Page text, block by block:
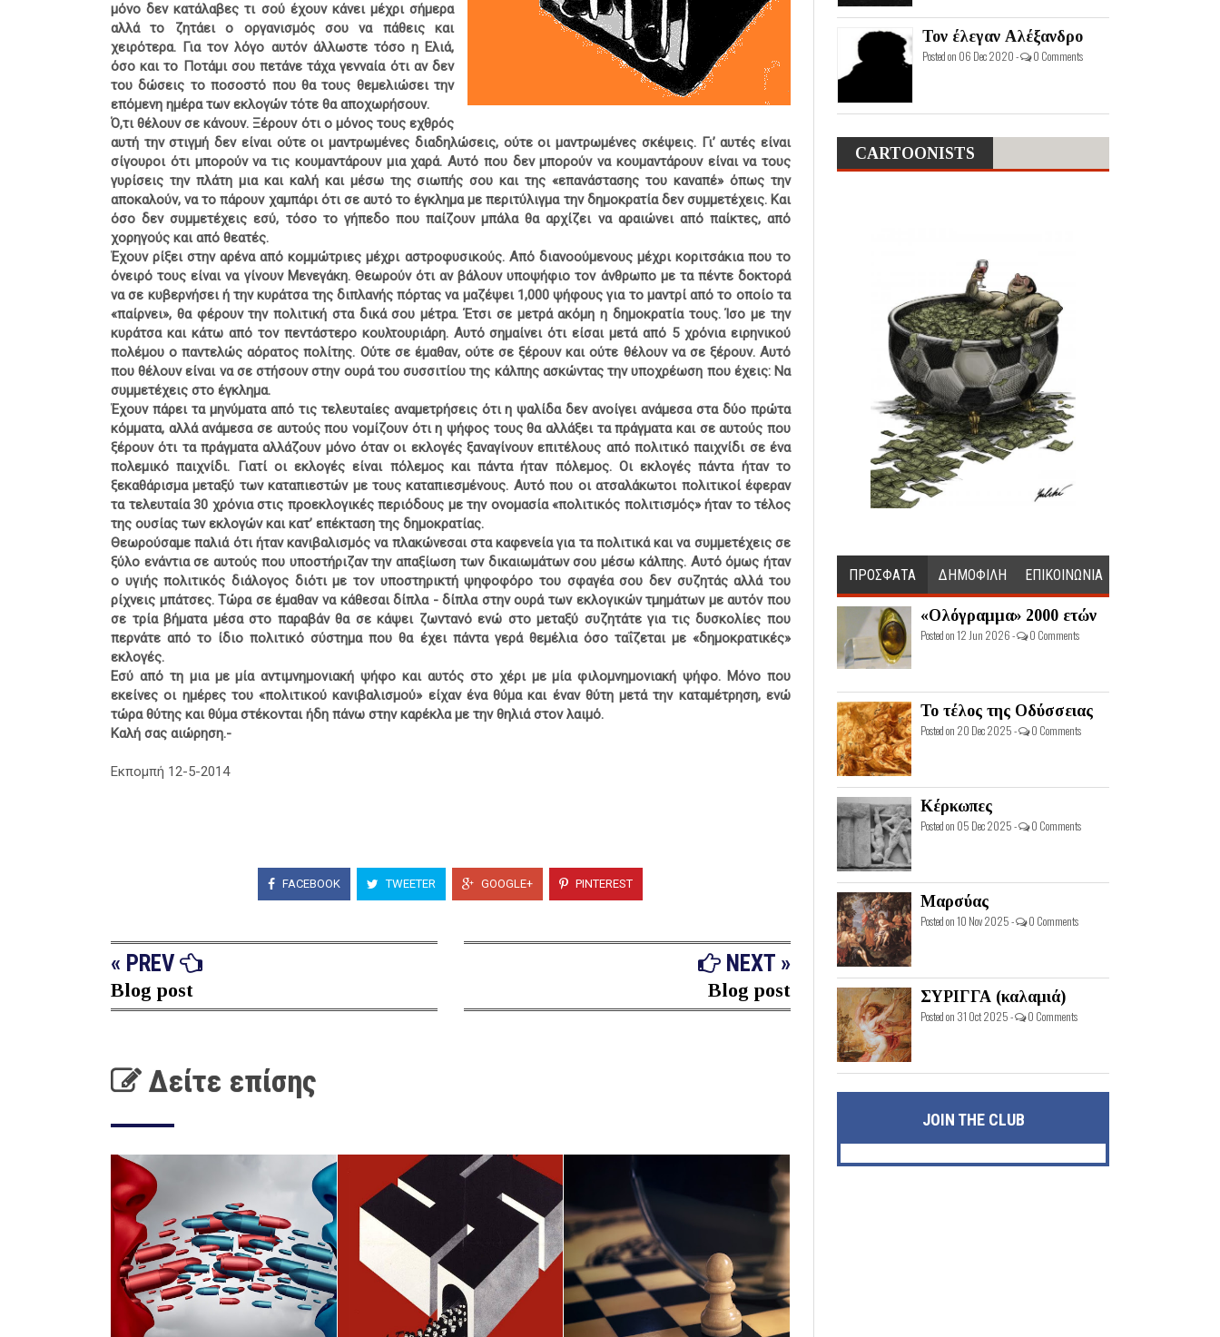
μόνο δεν κατάλαβες τι σού έχουν κάνει μέχρι σήμερα
αλλά το ζητάει ο οργανισμός σου να πάθεις και
χειρότερα. Για τον λόγο αυτόν άλλωστε τόσο η Ελιά,
όσο και το Ποτάμι σου πετάνε τάχα γενναία ότι αν δεν
του δώσεις το ποσοστό που θα τους θεμελιώσει την
επόμενη ημέρα των εκλογών τότε θα αποχωρήσουν.
Ό,τι θέλουν σε κάνουν. Ξέρουν ότι ο μόνος τους εχθρός
αυτή την στιγμή δεν είναι ούτε οι μαντρωμένες διαδηλώσεις, ούτε οι μαντρωμένες σκέψεις. Γι’ αυτές είναι
σίγουροι ότι μπορούν να τις κουμαντάρουν μια χαρά. Αυτό που δεν μπορούν να κουμαντάρουν είναι να τους
γυρίσεις την πλάτη μια και καλή και μέσω της σιωπής σου και της «επανάστασης του καναπέ» όπως την
αποκαλούν, να το πάρουν χαμπάρι ότι σε αυτό το έγκλημα με περιτύλιγμα την δημοκρατία δεν συμμετέχεις. Και
όσο δεν συμμετέχεις εσύ, τόσο το γήπεδο που παίζουν μπάλα θα αρχίζει να αραιώνει από παίκτες, από
χορηγούς και από θεατές.
Έχουν ρίξει στην αρένα από κομμώτριες μέχρι αστροφυσικούς. Από διανοούμενους μέχρι κοριτσάκια που το
όνειρό τους είναι να γίνουν Μενεγάκη. Θεωρούν ότι αν βάλουν υποψήφιο τον άνθρωπο με τα πέντε δοκτορά
να σε κυβερνήσει ή την κυράτσα της διπλανής πόρτας να μαζέψει 1,000 ψήφους για το μαντρί από το οποίο τα
«παίρνει», θα φέρουν την πολιτική στα δικά σου μέτρα. Έτσι σε μετρά ακόμη η δημοκρατία τους. Ίσο με την
κυράτσα και κάτω από τον πεντάστερο κουλτουριάρη. Αυτό σημαίνει ότι είσαι μετά από 5 χρόνια ειρηνικού
πολέμου ο παντελώς αόρατος πολίτης. Ούτε σε έμαθαν, ούτε σε ξέρουν και ούτε θέλουν να σε ξέρουν. Αυτό
που θέλουν είναι να σε στήσουν στην ουρά του συσσιτίου της κάλπης ασκώντας την υποχρέωση που έχεις: Να
συμμετέχεις στο έγκλημα.
Έχουν πάρει τα μηνύματα από τις τελευταίες αναμετρήσεις ότι η ψαλίδα δεν ανοίγει ανάμεσα στα δύο πρώτα
κόμματα, αλλά ανάμεσα σε αυτούς που νομίζουν ότι η ψήφος τους θα αλλάξει τα πράγματα και σε αυτούς που
ξέρουν ότι τα πράγματα αλλάζουν μόνο όταν οι εκλογές ξαναγίνουν επιτέλους από πολιτικό παιχνίδι σε ένα
πολεμικό παιχνίδι. Γιατί οι εκλογές είναι πόλεμος και πάντα ήταν πόλεμος. Οι εκλογές πάντα ήταν το
ξεκαθάρισμα μεταξύ των καταπιεστών με τους καταπιεσμένους. Αυτό που οι ατσαλάκωτοι πολιτικοί έφεραν
τα τελευταία 30 χρόνια στις προεκλογικές περιόδους με την ονομασία «πολιτικός πολιτισμός» ήταν το τέλος
της ουσίας των εκλογών και κατ’ επέκταση της δημοκρατίας.
Θεωρούσαμε παλιά ότι ήταν κανιβαλισμός να πλακώνεσαι στα καφενεία για τα πολιτικά και να συμμετέχεις σε
ξύλο ενάντια σε αυτούς που υποστήριζαν την απαξίωση των δικαιωμάτων σου μέσω κάλπης. Αυτό όμως ήταν
ο υγιής πολιτικός διάλογος διότι με τον υποστηρικτή ψηφοφόρο του σφαγέα σου δεν συζητάς αλλά του
ρίχνεις μπάτσες. Τώρα σε έμαθαν να κάθεσαι δίπλα - δίπλα στην ουρά των εκλογικών τμημάτων με αυτόν που
σε τρία βήματα μέσα στο παραβάν θα σε κάψει ζωντανό ενώ στο μεταξύ συζητάτε για τις δυσκολίες που
περνάτε από το ίδιο πολιτικό σύστημα που θα έχει πάντα γερά θεμέλια όσο ταΐζεται με «δημοκρατικές»
εκλογές.
Εσύ από τη μια με μία αντιμνημονιακή ψήφο και αυτός στο χέρι με μία φιλομνημονιακή ψήφο. Μόνο που
εκείνες οι ημέρες του «πολιτικού κανιβαλισμού» είχαν ένα θύμα και έναν θύτη μετά την καταμέτρηση, ενώ
τώρα θύτης και θύμα στέκονται ήδη πάνω στην καρέκλα με την θηλιά στον λαιμό.
Καλή σας αιώρηση.-
Εκπομπή 12-5-2014
FACEBOOK TWEETER GOOGLE+ PINTEREST
« PREV
Blog post
NEXT »
Blog post
Δείτε επίσης
Τον έλεγαν Αλέξανδρο
Posted on 06 Dec 2020 - 0 Comments
CARTOONISTS
ΠΡΟΣΦΑΤΑ ΔΗΜΟΦΙΛΗ ΕΠΙΚΟΙΝΩΝΙΑ
«Ολόγραμμα» 2000 ετών
Posted on 12 Jun 2026 - 0 Comments
Το τέλος της Οδύσσειας
Posted on 20 Dec 2025 - 0 Comments
Κέρκωπες
Posted on 05 Dec 2025 - 0 Comments
Μαρσύας
Posted on 10 Nov 2025 - 0 Comments
ΣΥΡΙΓΓΑ (καλαμιά)
Posted on 31 Oct 2025 - 0 Comments
JOIN THE CLUB